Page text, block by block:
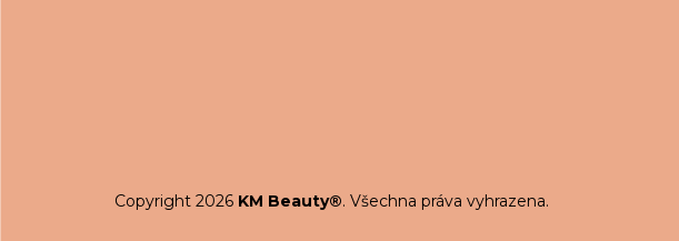
Copyright 2026 KM Beauty®. Všechna práva vyhrazena.